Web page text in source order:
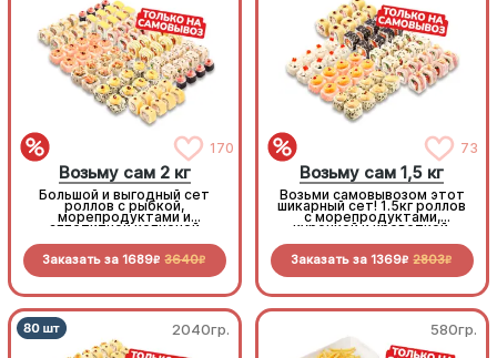
170
Возьму сам 2 кг
Большой и выгодный сет
роллов с рыбкой,
морепродуктами и
аппетитной копченой
забирай самовывозом!
Заказать за 1689R 3640R
73
Возьму сам 1,5 кг
Возьми самовывозом этот
шикарный сет! 1.5кг роллов
с морепродуктами,
курочкой и креветкой.
Заказать за 1369R 2803R
2040гр. 580гр.